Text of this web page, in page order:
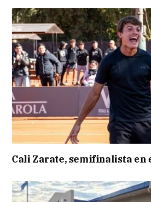
Cali Zarate, semifinalista en